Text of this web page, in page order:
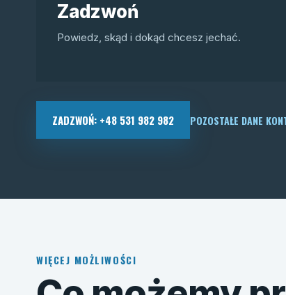
Zadzwoń
Powiedz, skąd i dokąd chcesz jechać.
ZADZWOŃ: +48 531 982 982 POZOSTAŁE DANE
WIĘCEJ MOŻLIWOŚCI